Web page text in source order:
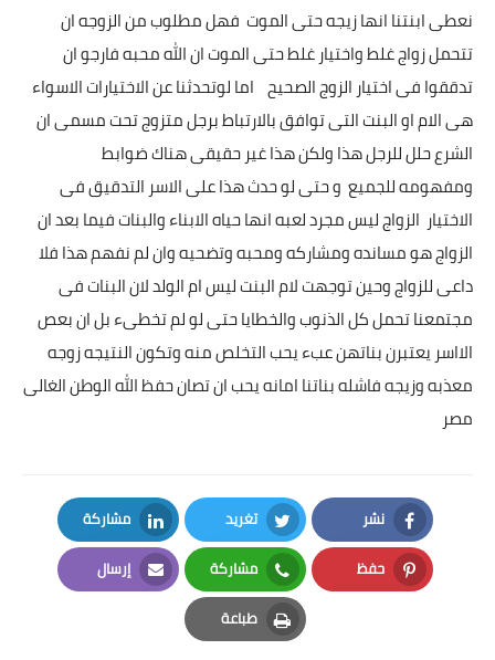
نعطى ابنتنا انها زيجه حتى الموت فهل مطلوب من الزوجه ان
تتحمل زواج غلط واختيار غلط حتى الموت ان الله محبه فارجو ان
تدققوا فى اختيار الزوج الصحيح اما لوتحدثنا عن الاختيارات الاسواء
هى الام او البنت التى توافق بالارتباط برجل متزوج تحت مسمى ان
الشرع حلل للرجل هذا ولكن هذا غير حقيقى هناك ضوابط
ومفهومه للجميع و حتى لو حدث هذا على الاسر التدقيق فى
الاختيار الزواج ليس مجرد لعبه انها حياه الابناء والبنات فيما بعد ان
الزواج هو مسانده ومشاركه ومحبه وتضحيه وان لم نفهم هذا فلا
داعى للزواج وحين توجهت لام البنت ليس ام الولد لان البنات فى
مجتمعنا تحمل كل الذنوب والخطايا حتى لو لم تخطىء بل ان بعص
الااسر يعتبرن بناتهن عبء يحب التخلص منه وتكون النتيجه زوجه
معذبه وزيجه فاشله بناتنا امانه يحب ان تصان حفظ الله الوطن الغالى
مصر
نشر
Facebook
تغريد
Twitter
مشاركة
LinkedIn
حفظ
Pinterest
مشاركة
Whatsapp
إرسال
Email
طباعة
Print